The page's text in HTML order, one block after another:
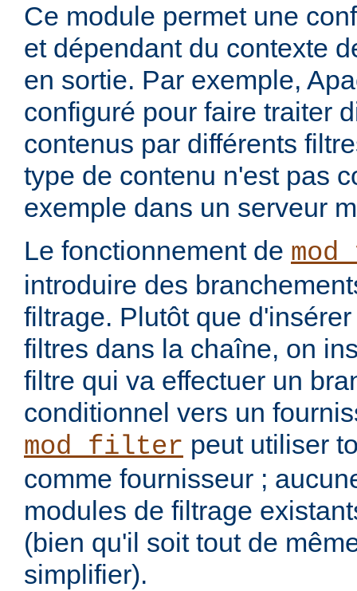
Ce module permet une
et dépendant du contexte
en sortie. Par exemple,
configuré pour faire traiter
contenus par différents
type de contenu n'est pas
exemple dans un serveur
Le fonctionnement de
introduire des
filtrage. Plutôt que
filtres dans la chaîne, on
filtre qui va effectuer un
conditionnel vers un
mod_filter peut utiliser
comme fournisseur ;
modules de filtrage
(bien qu'il soit tout de
simplifier).